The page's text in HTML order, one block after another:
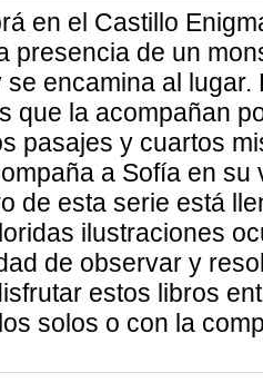
en el Castillo
presencia de un
se encamina al
que la acompañan
pasajes y cuartos
a Sofía en
de esta serie está
ilustraciones
de observar y
estos libros
solos o con la